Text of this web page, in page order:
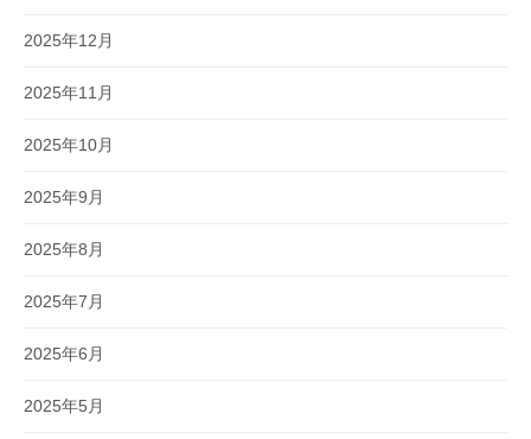
2025年12月
2025年11月
2025年10月
2025年9月
2025年8月
2025年7月
2025年6月
2025年5月